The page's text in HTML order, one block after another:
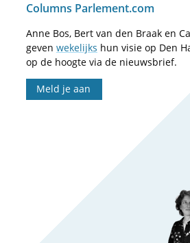
Columns Parlement.com
Anne Bos, Bert van den Braak en
geven wekelijks hun visie op Den
op de hoogte via de nieuwsbrief.
Meld je aan